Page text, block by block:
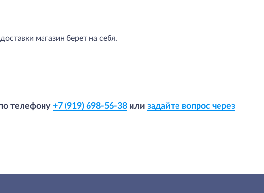
магазин берет на себя.
телефону +7 (919) 698-56-38 или задайте вопрос через